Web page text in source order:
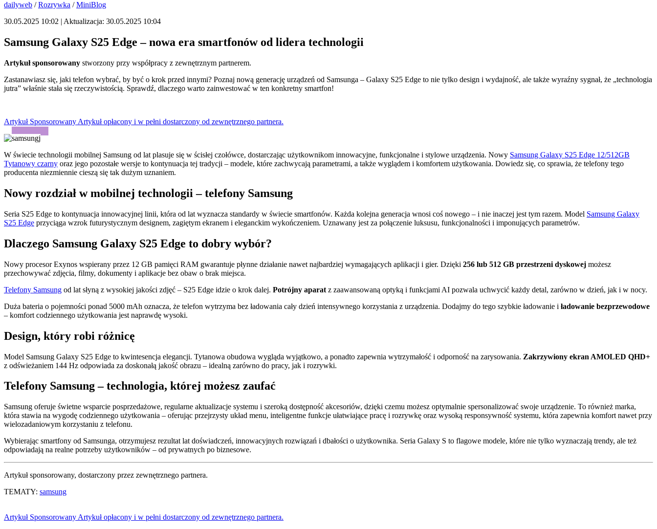
dailyweb /Rozrywka /MiniBlog
30.05.2025 10:02 | Aktualizacja: 30.05.2025 10:04
Samsung Galaxy S25 Edge – nowa era smartfonów od lidera technologii
Artykuł sponsorowany stworzony przy współpracy z zewnętrznym partnerem.
Zastanawiasz się, jaki telefon wybrać, by być o krok przed innymi? Poznaj nową generację urządzeń od Samsunga – Galaxy S25 Edge to nie tylko design i wydajność, ale także wyraźny sygnał, że „technologia
jutra” właśnie stała się rzeczywistością. Sprawdź, dlaczego warto zainwestować w ten konkretny smartfon!
Artykuł Sponsorowany Artykuł opłacony i w pełni dostarczony od zewnętrznego partnera.
W świecie technologii mobilnej Samsung od lat plasuje się w ścisłej czołówce, dostarczając użytkownikom innowacyjne, funkcjonalne i stylowe urządzenia. Nowy Samsung Galaxy S25 Edge 12/512GB
Tytanowy czarny oraz jego pozostałe wersje to kontynuacja tej tradycji – modele, które zachwycają parametrami, a także wyglądem i komfortem użytkowania. Dowiedz się, co sprawia, że telefony tego
producenta niezmiennie cieszą się tak dużym uznaniem.
Nowy rozdział w mobilnej technologii – telefony Samsung
Seria S25 Edge to kontynuacja innowacyjnej linii, która od lat wyznacza standardy w świecie smartfonów. Każda kolejna generacja wnosi coś nowego – i nie inaczej jest tym razem. Model Samsung Galaxy
S25 Edge przyciąga wzrok futurystycznym designem, zagiętym ekranem i eleganckim wykończeniem. Uznawany jest za połączenie luksusu, funkcjonalności i imponujących parametrów.
Dlaczego Samsung Galaxy S25 Edge to dobry wybór?
Nowy procesor Exynos wspierany przez 12 GB pamięci RAM gwarantuje płynne działanie nawet najbardziej wymagających aplikacji i gier. Dzięki 256 lub 512 GB przestrzeni dyskowej możesz
przechowywać zdjęcia, filmy, dokumenty i aplikacje bez obaw o brak miejsca.
Telefony Samsung od lat słyną z wysokiej jakości zdjęć – S25 Edge idzie o krok dalej. Potrójny aparat z zaawansowaną optyką i funkcjami AI pozwala uchwycić każdy detal, zarówno w dzień, jak i w nocy.
Duża bateria o pojemności ponad 5000 mAh oznacza, że telefon wytrzyma bez ładowania cały dzień intensywnego korzystania z urządzenia. Dodajmy do tego szybkie ładowanie i ładowanie bezprzewodowe
– komfort codziennego użytkowania jest naprawdę wysoki.
​​Design, który robi różnicę
Model Samsung Galaxy S25 Edge to kwintesencja elegancji. Tytanowa obudowa wygląda wyjątkowo, a ponadto zapewnia wytrzymałość i odporność na zarysowania. Zakrzywiony ekran AMOLED QHD+
z odświeżaniem 144 Hz odpowiada za doskonałą jakość obrazu – idealną zarówno do pracy, jak i rozrywki.
Telefony Samsung – technologia, której możesz zaufać
Samsung oferuje świetne wsparcie posprzedażowe, regularne aktualizacje systemu i szeroką dostępność akcesoriów, dzięki czemu możesz optymalnie spersonalizować swoje urządzenie. To również marka,
która stawia na wygodę codziennego użytkowania – oferując przejrzysty układ menu, inteligentne funkcje ułatwiające pracę i rozrywkę oraz wysoką responsywność systemu, która zapewnia komfort nawet przy
wielozadaniowym korzystaniu z telefonu.
Wybierając smartfony od Samsunga, otrzymujesz rezultat lat doświadczeń, innowacyjnych rozwiązań i dbałości o użytkownika. Seria Galaxy S to flagowe modele, które nie tylko wyznaczają trendy, ale też
odpowiadają na realne potrzeby użytkowników – od prywatnych po biznesowe.
Artykuł sponsorowany, dostarczony przez zewnętrznego partnera.
TEMATY: samsung
Artykuł Sponsorowany Artykuł opłacony i w pełni dostarczony od zewnętrznego partnera.